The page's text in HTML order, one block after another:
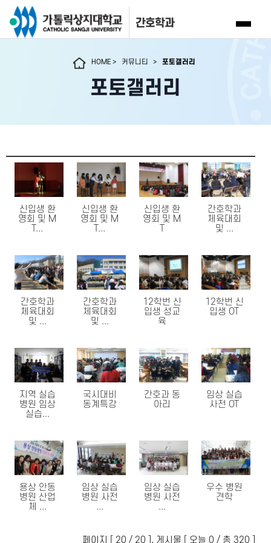
간호학과
HOME> 커뮤니티 > 포토갤러리
포토갤러리
신입생 환
영회 및 M
T...
신입생 환
영회 및 M
T...
신입생 환
영회 및 M
간호학과
체육대회
및 ...
간호학과
체육대회
및 ...
간호학과
체육대회
및 ...
12학번 신
입생 성교
육
12학번 신
입생 OT
지역 실습
병원 임상
실습...
국시대비
동계특강
간호과 동
아리
임상 실습
사전 OT
용상 안동
병원 산업
체 ...
임상 실습
병원 사전
...
임상 실습
병원 사전
...
우수 병원
견학
페이지 [ 20 / 20 ], 게시물 [ 오늘 0 / 총 320 ]